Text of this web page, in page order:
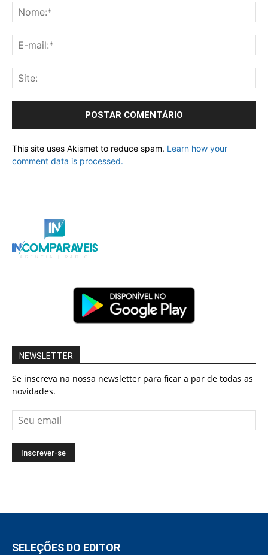
This site uses Akismet to reduce spam. Learn how your
comment data is processed.
NEWSLETTER
Se inscreva na nossa newsletter para ficar a par de todas as
novidades.
SELEÇÕES DO EDITOR